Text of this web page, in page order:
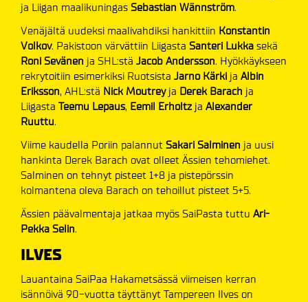
ja Liigan maalikuningas Sebastian Wännström.
Venäjältä uudeksi maalivahdiksi hankittiin Konstantin
Volkov. Pakistoon värvättiin Liigasta Santeri Lukka sekä
Roni Sevänen ja SHL:stä Jacob Andersson. Hyökkäykseen
rekrytoitiin esimerkiksi Ruotsista Jarno Kärki ja Albin
Eriksson, AHL:stä Nick Moutrey ja Derek Barach ja
Liigasta Teemu Lepaus, Eemil Erholtz ja Alexander
Ruuttu.
Viime kaudella Poriin palannut Sakari Salminen ja uusi
hankinta Derek Barach ovat olleet Ässien tehomiehet.
Salminen on tehnyt pisteet 1+8 ja pistepörssin
kolmantena oleva Barach on tehoillut pisteet 5+5.
Ässien päävalmentaja jatkaa myös SaiPasta tuttu Ari-
Pekka Selin.
ILVES
Lauantaina SaiPaa Hakametsässä viimeisen kerran
isännöivä 90-vuotta täyttänyt Tampereen Ilves on